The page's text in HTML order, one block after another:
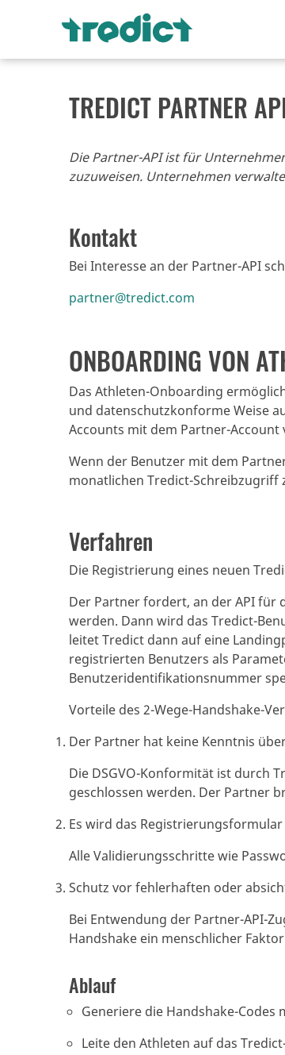
TREDICT PARTNER
Die Partner-API ist für
zuzuweisen. Unternehmen
Kontakt
Bei Interesse an der Partner-API
partner@tredict.com
ONBOARDING VON
Das Athleten-Onboarding
und datenschutzkonforme Weise
Accounts mit dem Partner-
Wenn der Benutzer mit dem
monatlichen Tredict-Schreibzugriff
Verfahren
Die Registrierung eines neuen
Der Partner fordert, an der API für
werden. Dann wird das Tredict-
leitet Tredict dann auf eine
registrierten Benutzers als
Benutzeridentifikationsnummer
Vorteile des 2-Wege-Handshake-
Der Partner hat keine Kenntnis
Die DSGVO-Konformität ist durch
geschlossen werden. Der Partner
Es wird das
Alle Validierungsschritte wie
Schutz vor fehlerhaften oder
Bei Entwendung der Partner-API-
Handshake ein menschlicher
Ablauf
Generiere die Handshake-Codes
Leite den Athleten auf das